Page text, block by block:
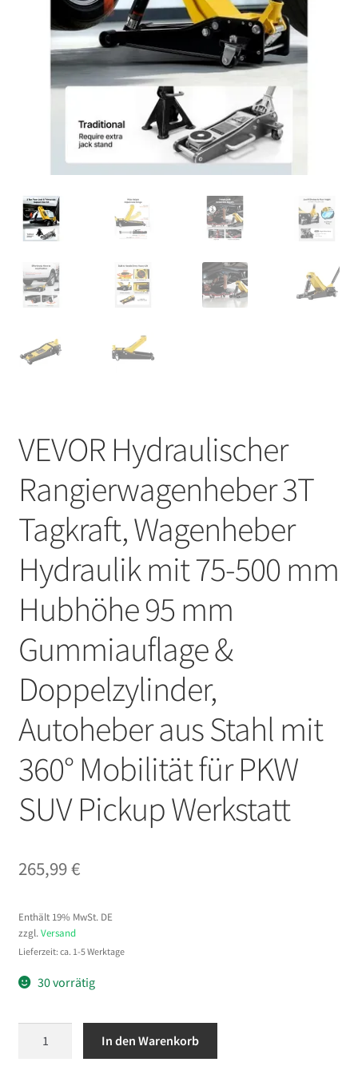
VEVOR Hydraulischer
Rangierwagenheber 3T
Tagkraft, Wagenheber
Hydraulik mit 75-500 mm
Hubhöhe 95 mm
Gummiauflage &
Doppelzylinder,
Autoheber aus Stahl mit
360° Mobilität für PKW
SUV Pickup Werkstatt
265,99€
Enthält 19% MwSt. DE
zzgl. Versand
Lieferzeit: ca. 1-5 Werktage
30 vorrätig
In den Warenkorb